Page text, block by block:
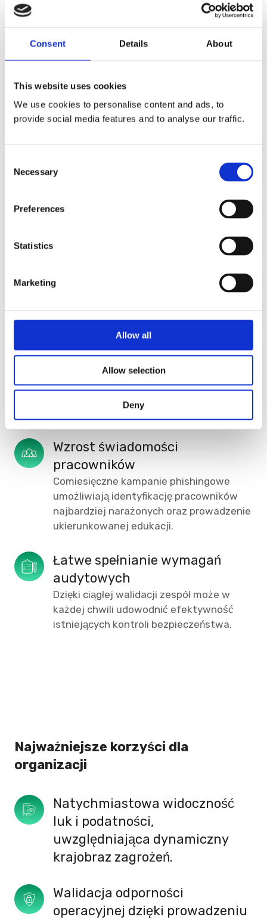
Consent Details About
This website uses cookies
We use cookies to personalise content and ads, to
provide social media features and to analyse our traffic.
Necessary
Preferences
Statistics
Marketing
Allow all
Allow selection
Deny
Head of Information Security and Business
Ciągła optymalizacja
zabezpieczeń
oraz opóźnienia aktualizacji na
Ochrona przed exploitami typu
umożliwiają sprawdzanie odporności
podatności.
Priorytetyzacja podatności
Cymulate pokazał, które luki są
rzeczywiście wykorzystywalne przez
tam, gdzie mają największy wpływ.
Wzrost świadomości
pracowników
Comiesięczne kampanie phishingowe
umożliwiają identyfikację pracowników
najbardziej narażonych oraz prowadzenie
ukierunkowanej edukacji.
Łatwe spełnianie wymagań
audytowych
Dzięki ciągłej walidacji zespół może w
każdej chwili udowodnić efektywność
istniejących kontroli bezpieczeństwa.
Najważniejsze korzyści dla
organizacji
Natychmiastowa widoczność
luk i podatności,
uwzględniająca dynamiczny
krajobraz zagrożeń.
Walidacja odporności
operacyjnej dzięki prowadzeniu